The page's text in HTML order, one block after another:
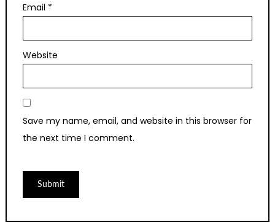
Email *
Website
Save my name, email, and website in this browser for
the next time I comment.